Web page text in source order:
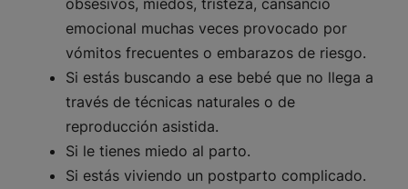
emocional muchas veces provocado por
vómitos frecuentes o embarazos de riesgo.
Si estás buscando a ese bebé que no llega a
través de técnicas naturales o de
reproducción asistida.
Si le tienes miedo al parto.
Si estás viviendo un postparto complicado.